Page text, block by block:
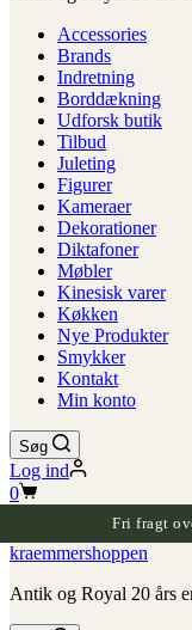
Accessories
Brands
Indretning
Borddækning
Udforsk butik
Tilbud
Juleting
Figurer
Kameraer
Dekorationer
Diktafoner
Møbler
Kinesisk varer
Køkken
Nye Produkter
Smykker
Kontakt
Min konto
Søg
Log ind
Indkøbskurv
0
Fri fragt
kraemmershoppen
Antik og Royal 20 års